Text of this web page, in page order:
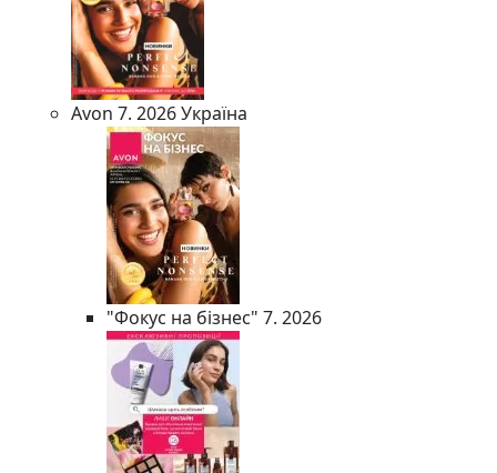
Avon 7. 2026 Україна
"Фокус на бізнес" 7. 2026